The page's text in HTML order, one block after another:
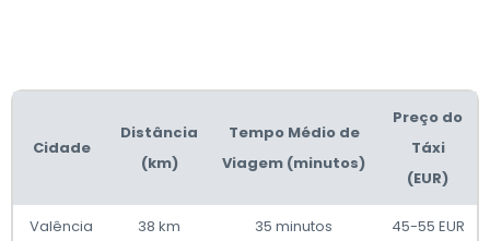
Cidade
Distância
(km)
Tempo Médio de
Viagem (minutos)
Preço do
Táxi
(EUR)
Valência 38 km 35 minutos 45-55 EUR